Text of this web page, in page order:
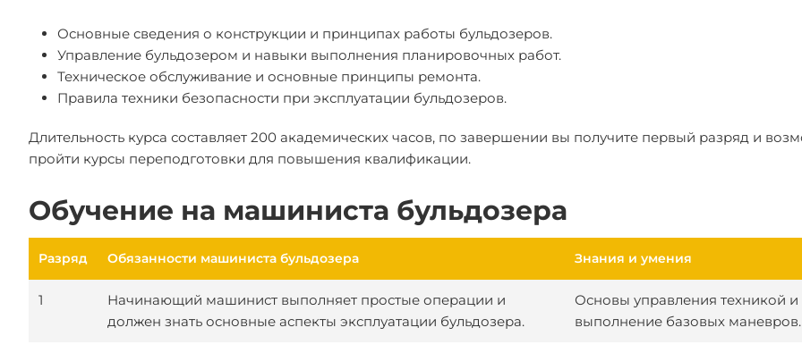
Основные сведения о конструкции и принципах работы бульдозеров.
Управление бульдозером и навыки выполнения планировочных работ.
Техническое обслуживание и основные принципы ремонта.
Правила техники безопасности при эксплуатации бульдозеров.
Длительность курса составляет 200 академических часов, по завершении вы получите первый разряд и
пройти курсы переподготовки для повышения квалификации.
Обучение на машиниста бульдозера
Разряд Обязанности машиниста бульдозера Знания и умения
1
Начинающий машинист выполняет простые операции и
должен знать основные аспекты эксплуатации бульдозера.
Основы управления техникой и
выполнение базовых маневров.